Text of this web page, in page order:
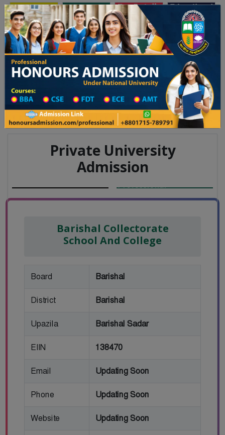
Toggle navigation অনার্স ভর্তি প্রফেশনাল অনার্স
Updates
২০২৫-২৬ শিক্ষাবর্ষের ১ম বর্ষের ভর্তি আবেদন বিজ্ঞপ্তি ঢাকা বিশ্ববিদ্যালয় ২০২৫-২৬
College List District Wise
College List in Barishal District
College Information
Private University
Admission
Barishal Collectorate
School And College
Board Barishal
District Barishal
Upazila Barishal Sadar
EIIN 138470
Email Updating Soon
Phone Updating Soon
Website Updating Soon